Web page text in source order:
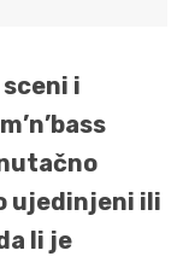
i
ujedinjeni ili
li je